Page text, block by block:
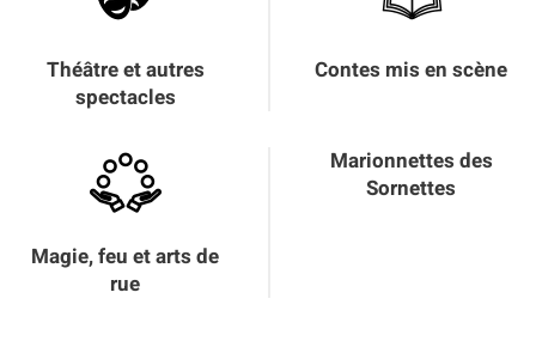
Théâtre et autres
spectacles
Contes mis en scène
Magie, feu et arts de
rue
Marionnettes des
Sornettes